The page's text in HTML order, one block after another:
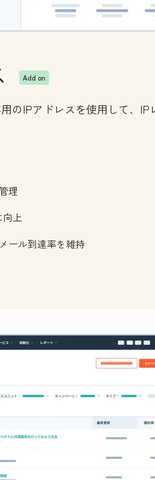
Add on
のIPアドレスを使用して、IP
理
向上
ール到達率を維持